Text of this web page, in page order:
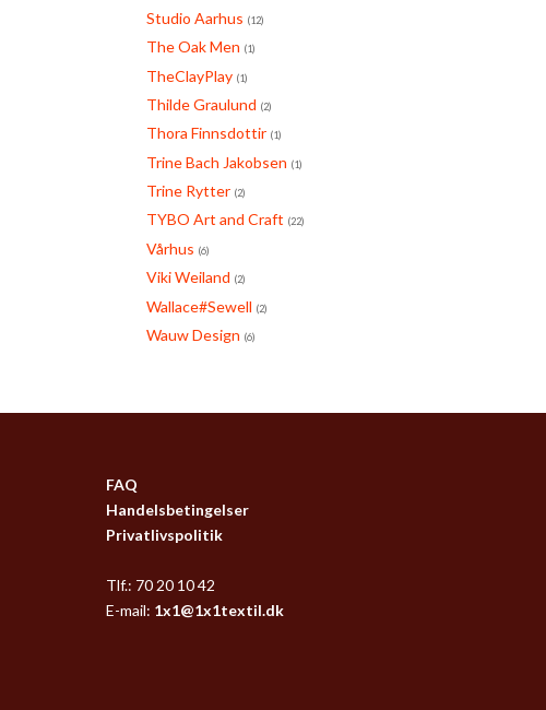
Studio Aarhus (12)
The Oak Men (1)
TheClayPlay (1)
Thilde Graulund (2)
Thora Finnsdottir (1)
Trine Bach Jakobsen (1)
Trine Rytter (2)
TYBO Art and Craft (22)
Vårhus (6)
Viki Weiland (2)
Wallace#Sewell (2)
Wauw Design (6)
FAQ
Handelsbetingelser
Privatlivspolitik
Tlf.: 70 20 10 42
E-mail: 1x1@1x1textil.dk